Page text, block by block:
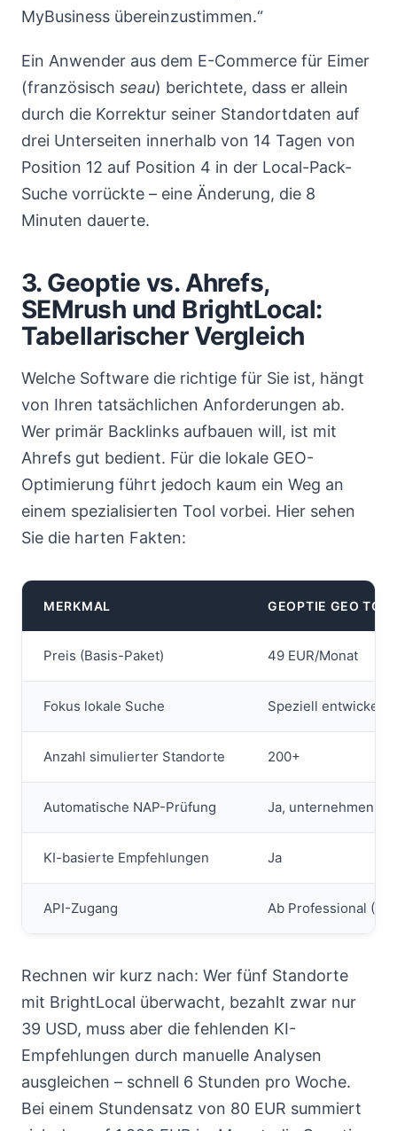
MyBusiness übereinzustimmen.“
Ein Anwender aus dem E-Commerce für Eimer
(französisch seau) berichtete, dass er allein
durch die Korrektur seiner Standortdaten auf
drei Unterseiten innerhalb von 14 Tagen von
Position 12 auf Position 4 in der Local-Pack-
Suche vorrückte – eine Änderung, die 8
Minuten dauerte.
3. Geoptie vs. Ahrefs,
SEMrush und BrightLocal:
Tabellarischer Vergleich
Welche Software die richtige für Sie ist, hängt
von Ihren tatsächlichen Anforderungen ab.
Wer primär Backlinks aufbauen will, ist mit
Ahrefs gut bedient. Für die lokale GEO-
Optimierung führt jedoch kaum ein Weg an
einem spezialisierten Tool vorbei. Hier sehen
Sie die harten Fakten:
MERKMAL GEOPTIE GEO
Preis (Basis-Paket) 49 EUR/Monat
Fokus lokale Suche Speziell entwickelt
Anzahl simulierter Standorte 200+
Automatische NAP-Prüfung Ja,
KI-basierte Empfehlungen Ja
API-Zugang Ab Professional
Rechnen wir kurz nach: Wer fünf Standorte
mit BrightLocal überwacht, bezahlt zwar nur
39 USD, muss aber die fehlenden KI-
Empfehlungen durch manuelle Analysen
ausgleichen – schnell 6 Stunden pro Woche.
Bei einem Stundensatz von 80 EUR summiert